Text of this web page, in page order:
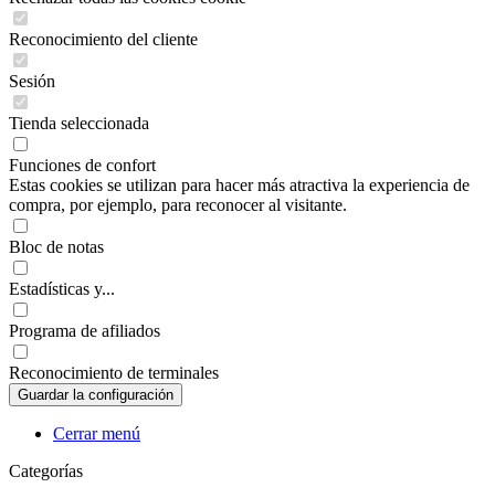
Reconocimiento del cliente
Sesión
Tienda seleccionada
Funciones de confort
Estas cookies se utilizan para hacer más atractiva la experiencia de
compra, por ejemplo, para reconocer al visitante.
Bloc de notas
Estadísticas y...
Programa de afiliados
Reconocimiento de terminales
Cerrar menú
Categorías